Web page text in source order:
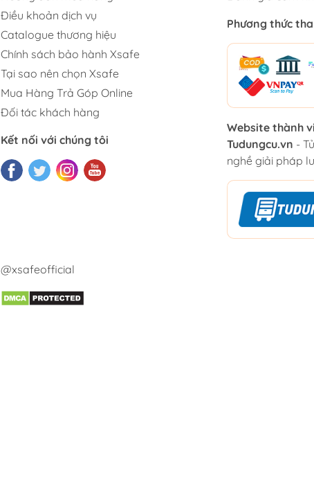
Điều khoản dịch vụ
Catalogue thương hiệu
Chính sách bảo hành Xsafe
Tại sao nên chọn Xsafe
Mua Hàng Trả Góp Online
Đối tác khách hàng
Kết nối với chúng tôi
Phương thức
Website thành
Tudungcu.vn -
nghề giải pháp
@xsafeofficial